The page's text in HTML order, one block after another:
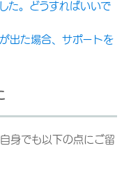
た。どうすればいいで
出た場合、サポートを
身でも以下の点にご留